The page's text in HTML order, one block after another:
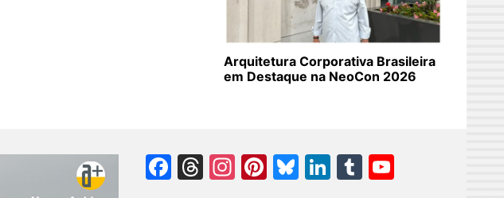
Arquitetura Corporativa Brasileira
em Destaque na NeoCon 2026
Facebook
Threads
Instagram
Pinterest
Bluesky
LinkedIn
Tumblr